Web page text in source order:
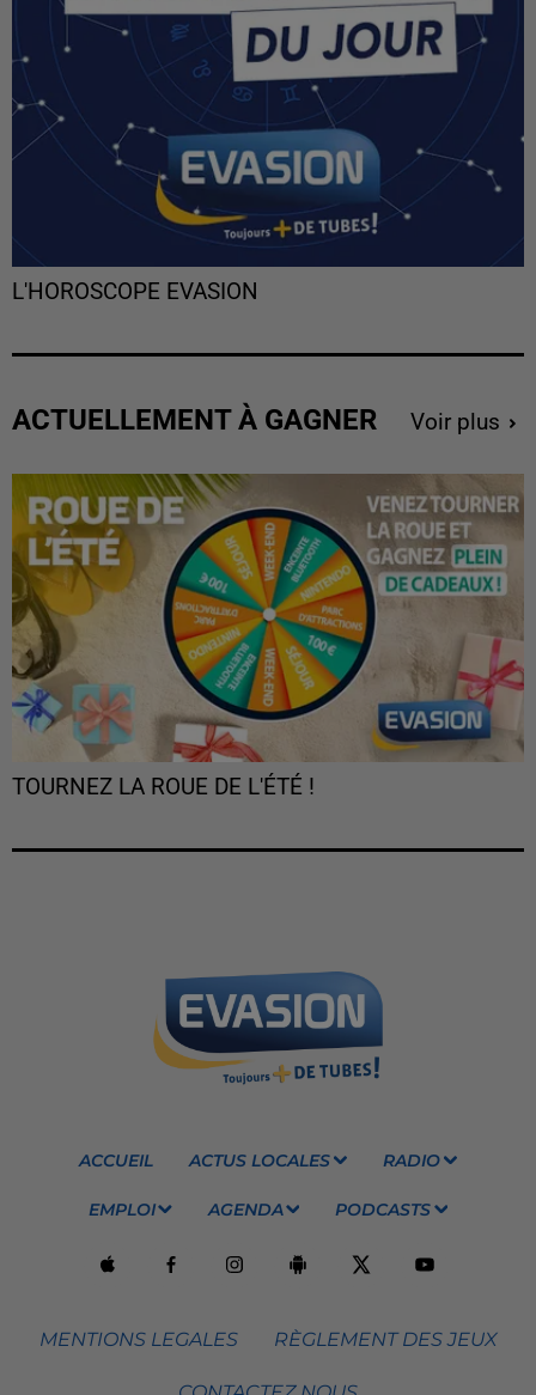
L'HOROSCOPE EVASION
ACTUELLEMENT À GAGNER Voir plus
TOURNEZ LA ROUE DE L'ÉTÉ !
ACCUEIL ACTUS LOCALES RADIO
EMPLOI AGENDA PODCASTS
MENTIONS LEGALES RÈGLEMENT DES JEUX